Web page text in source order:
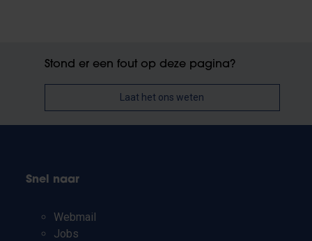
Stond er een fout op deze pagina?
Laat het ons weten
Snel naar
Webmail
Jobs